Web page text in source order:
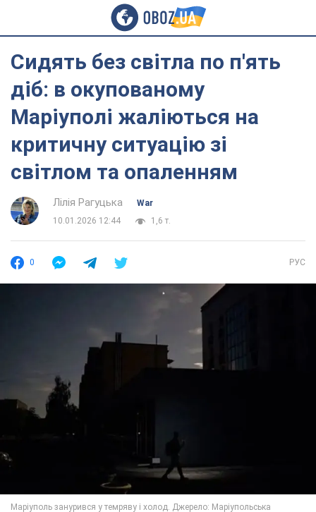
Сидять без світла по п'ять
діб: в окупованому
Маріуполі жаліються на
критичну ситуацію зі
світлом та опаленням
Лілія Рагуцька
War
10.01.2026 12:44
1,6 т.
0 РУС